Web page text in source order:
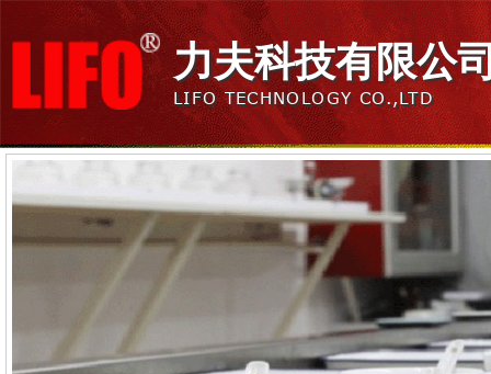
力夫科技有限公
LIFO TECHNOLOGY CO.,LTD